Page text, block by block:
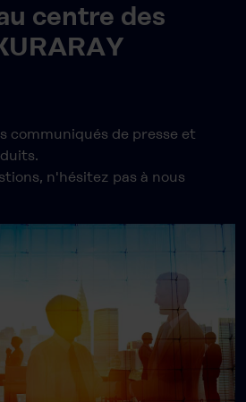
centre des
communiqués de presse et
n'hésitez pas à nous